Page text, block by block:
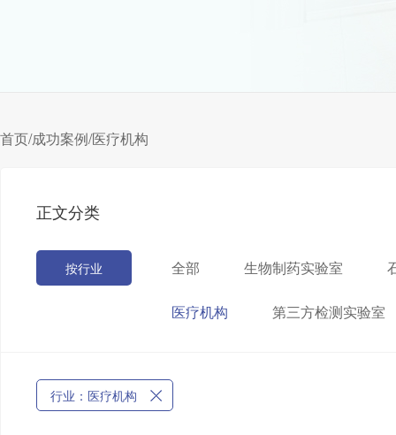
首页/成功案例/医疗机构
正文分类
按行业 全部 生物制药实验室
医疗机构 第三方检测实验室
行业：医疗机构